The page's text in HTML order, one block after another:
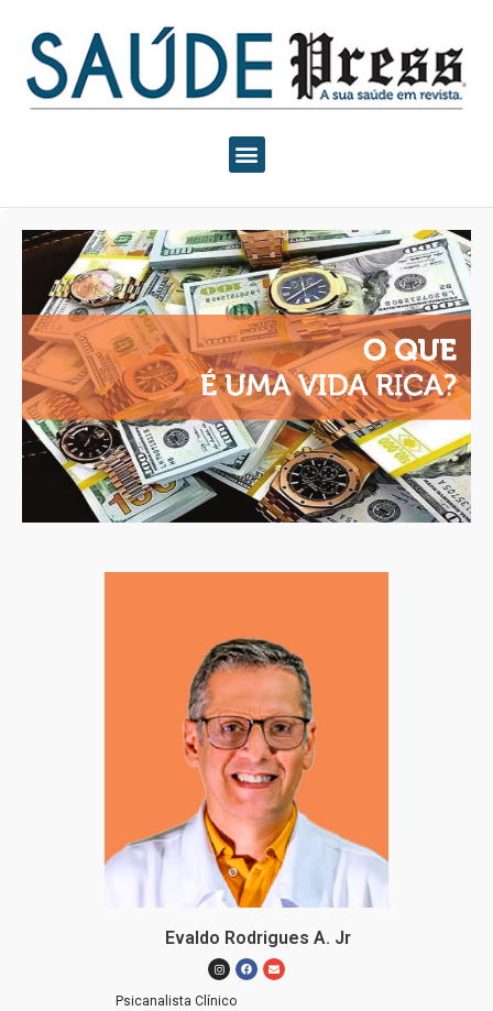
Evaldo Rodrigues A. Jr
Psicanalista Clínico